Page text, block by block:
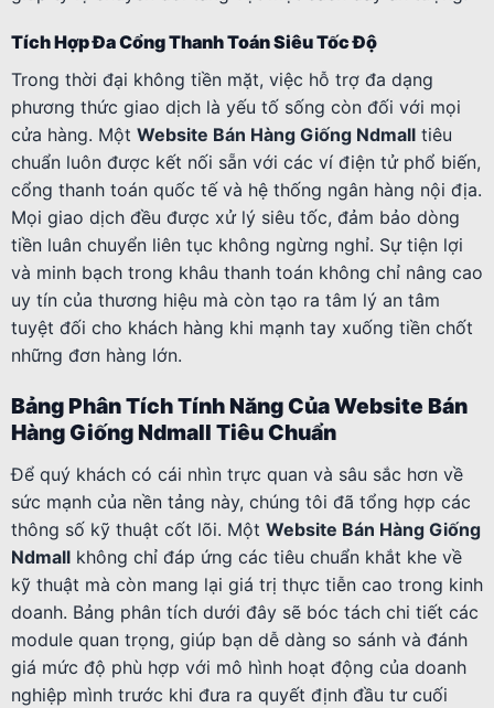
Tích Hợp Đa Cổng Thanh Toán Siêu Tốc Độ
Trong thời đại không tiền mặt, việc hỗ trợ đa dạng
phương thức giao dịch là yếu tố sống còn đối với mọi
cửa hàng. Một Website Bán Hàng Giống Ndmall tiêu
chuẩn luôn được kết nối sẵn với các ví điện tử phổ biến,
cổng thanh toán quốc tế và hệ thống ngân hàng nội địa.
Mọi giao dịch đều được xử lý siêu tốc, đảm bảo dòng
tiền luân chuyển liên tục không ngừng nghỉ. Sự tiện lợi
và minh bạch trong khâu thanh toán không chỉ nâng cao
uy tín của thương hiệu mà còn tạo ra tâm lý an tâm
tuyệt đối cho khách hàng khi mạnh tay xuống tiền chốt
những đơn hàng lớn.
Bảng Phân Tích Tính Năng Của Website Bán
Hàng Giống Ndmall Tiêu Chuẩn
Để quý khách có cái nhìn trực quan và sâu sắc hơn về
sức mạnh của nền tảng này, chúng tôi đã tổng hợp các
thông số kỹ thuật cốt lõi. Một Website Bán Hàng Giống
Ndmall không chỉ đáp ứng các tiêu chuẩn khắt khe về
kỹ thuật mà còn mang lại giá trị thực tiễn cao trong kinh
doanh. Bảng phân tích dưới đây sẽ bóc tách chi tiết các
module quan trọng, giúp bạn dễ dàng so sánh và đánh
giá mức độ phù hợp với mô hình hoạt động của doanh
nghiệp mình trước khi đưa ra quyết định đầu tư cuối